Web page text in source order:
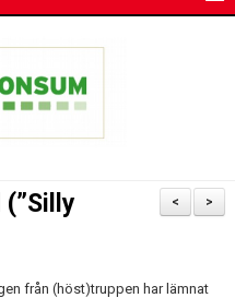
>
<
från (höst)truppen har lämnat